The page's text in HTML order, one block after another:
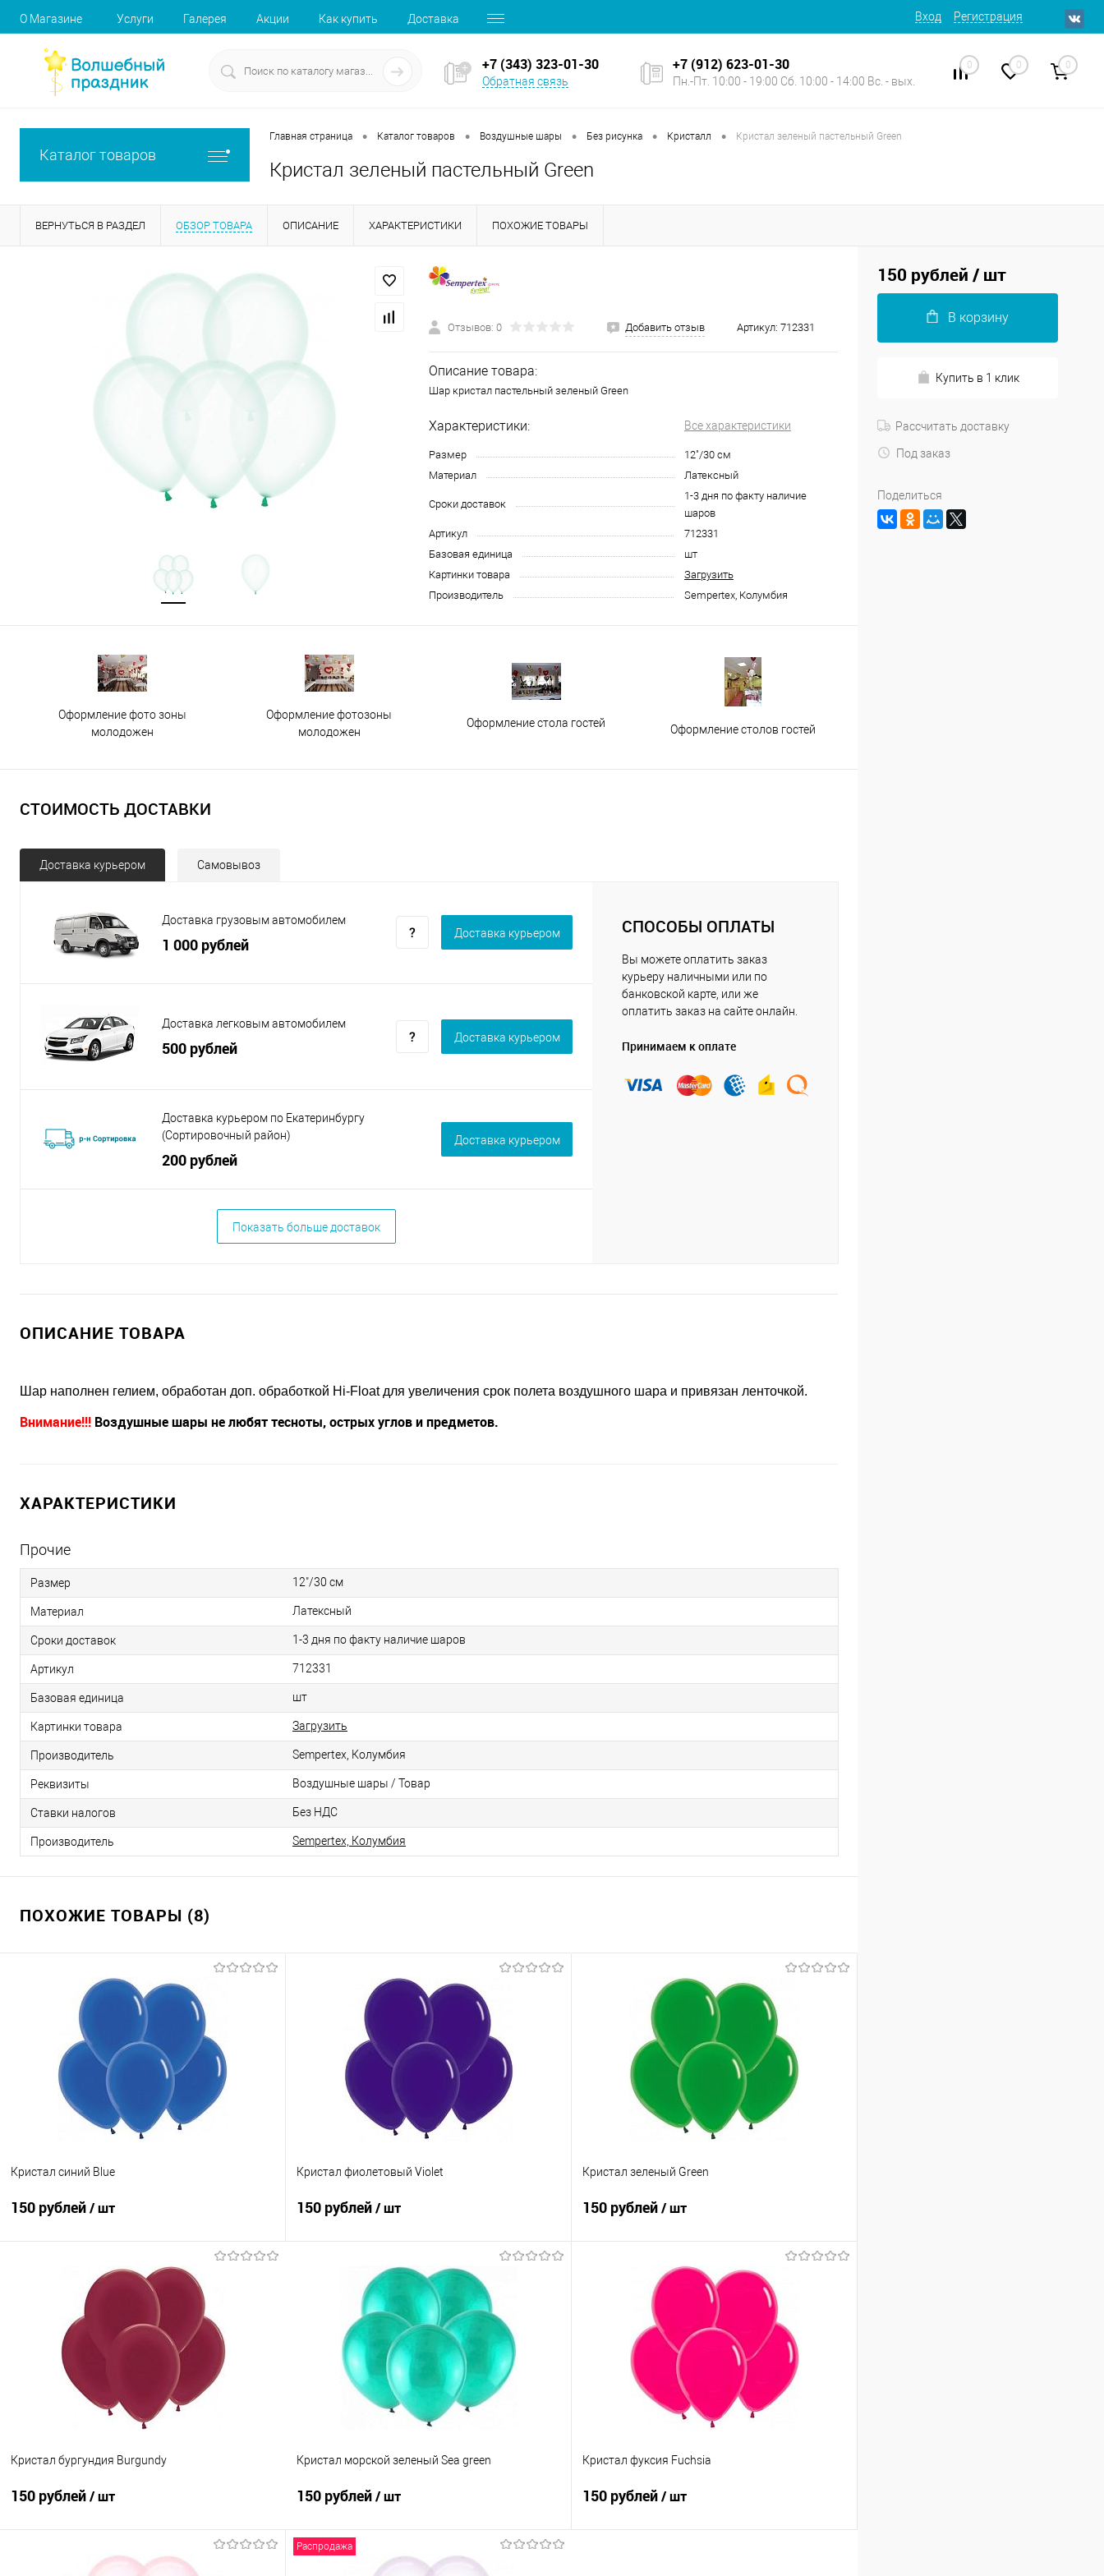
О Магазине Услуги Галерея Акции Как купить Доставка Вход Регистрация
+7 (343) 323-01-30
Обратная связь
+7 (912) 623-01-30
Пн.-Пт. 10:00 - 19:00 Сб. 10:00 - 14:00 Вс. - вых.
0 0 0
Каталог товаров
Главная страница • Каталог товаров • Воздушные шары • Без рисунка • Кристалл • Кристал зеленый пастельный Green
Кристал зеленый пастельный Green
ВЕРНУТЬСЯ В РАЗДЕЛ ОБЗОР ТОВАРА ОПИСАНИЕ ХАРАКТЕРИСТИКИ ПОХОЖИЕ ТОВАРЫ
Отзывов: 0 Добавить отзыв Артикул: 712331
Описание товара:
Шар кристал пастельный зеленый Green
Характеристики: Все характеристики
Размер
12"/30 см
Материал
Латексный
Сроки доставок
1-3 дня по факту наличие
шаров
Артикул
712331
Базовая единица
шт
Картинки товара
Загрузить
Производитель
Sempertex, Колумбия
Оформление фото зоны
молодожен
Оформление фотозоны
молодожен
Оформление стола гостей Оформление столов гостей
СТОИМОСТЬ ДОСТАВКИ
Доставка курьером Самовывоз
Доставка грузовым автомобилем
1 000 рублей
Доставка курьером
Доставка легковым автомобилем
500 рублей
Доставка курьером
Доставка курьером по Екатеринбургу
(Сортировочный район)
200 рублей
Доставка курьером
Показать больше доставок
СПОСОБЫ ОПЛАТЫ
Вы можете оплатить заказ
курьеру наличными или по
банковской карте, или же
оплатить заказ на сайте онлайн.
Принимаем к оплате
ОПИСАНИЕ ТОВАРА
Шар наполнен гелием, обработан доп. обработкой Hi-Float для увеличения срок полета воздушного шара и привязан ленточкой.
Внимание!!! Воздушные шары не любят тесноты, острых углов и предметов.
ХАРАКТЕРИСТИКИ
Прочие
Размер 12"/30 см
Материал Латексный
Сроки доставок 1-3 дня по факту наличие шаров
Артикул 712331
Базовая единица шт
Картинки товара Загрузить
Производитель Sempertex, Колумбия
Реквизиты Воздушные шары / Товар
Ставки налогов Без НДС
Производитель Sempertex, Колумбия
ПОХОЖИЕ ТОВАРЫ (8)
Кристал синий Blue
150 рублей/ шт
В корзину
Купить в 1 клик
Сравнение
В избранное
Под заказ
Кристал фиолетовый Violet
150 рублей/ шт
В корзину
Купить в 1 клик
Сравнение
В избранное
Под заказ
Кристал зеленый Green
150 рублей/ шт
В корзину
Купить в 1 клик
Сравнение
В избранное
Под заказ
Кристал бургундия Burgundy
150 рублей/ шт
В корзину
Кристал морской зеленый Sea green
150 рублей/ шт
В корзину
Кристал фуксия Fuchsia
150 рублей/ шт
Распродажа
150 рублей / шт
В корзину
Купить в 1 клик
Рассчитать доставку
Под заказ
Поделиться